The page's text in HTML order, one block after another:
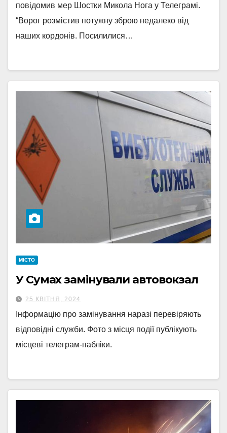
повідомив мер Шостки Микола Нога у Телеграмі.
“Ворог розмістив потужну зброю недалеко від
наших кордонів. Посилилися…
МІСТО
У Сумах замінували автовокзал
25 КВІТНЯ, 2024
Інформацію про замінування наразі перевіряють
відповідні служби. Фото з місця події публікують
місцеві телеграм-пабліки.